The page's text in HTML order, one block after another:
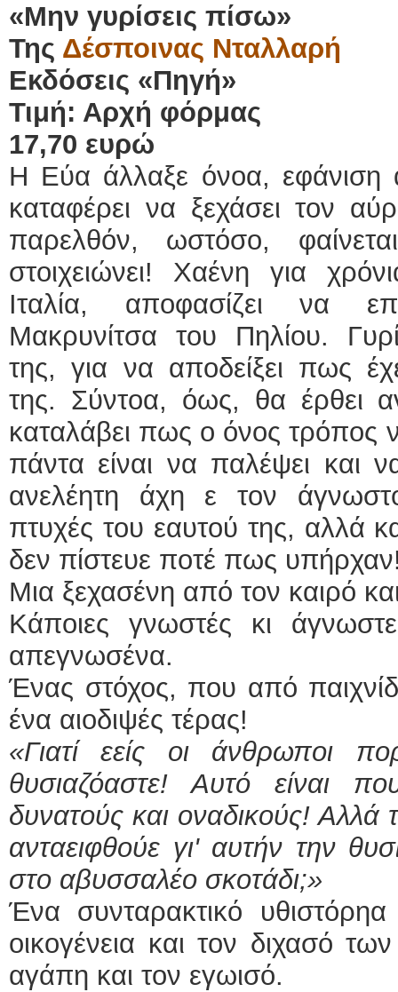
«Μην γυρίσεις πίσω»
Της Δέσποινας Νταλλαρή
Εκδόσεις «Πηγή»
Τιμή: Αρχή φόρμας
17,70 ευρώ
Η Εύα άλλαξε όνοα, εφάνιση
καταφέρει να ξεχάσει τον
παρελθόν, ωστόσο,
στοιχειώνει! Χαένη για
Ιταλία, αποφασίζει να
Μακρυνίτσα του Πηλίου.
της, για να αποδείξει πως
της. Σύντοα, όως, θα έρθει
καταλάβει πως ο όνος τρόπος
πάντα είναι να παλέψει και
ανελέητη άχη ε τον
πτυχές του εαυτού της, αλλά
δεν πίστευε ποτέ πως
Μια ξεχασένη από τον καιρό
Κάποιες γνωστές κι
απεγνωσένα.
Ένας στόχος, που από
ένα αιοδιψές τέρας!
«Γιατί εείς οι άνθρωποι
θυσιαζόαστε! Αυτό είναι
δυνατούς και οναδικούς! Αλλά
ανταειφθούε γι' αυτήν την
στο αβυσσαλέο σκοτάδι;»
Ένα συνταρακτικό
οικογένεια και τον διχασό
αγάπη και τον εγωισό.